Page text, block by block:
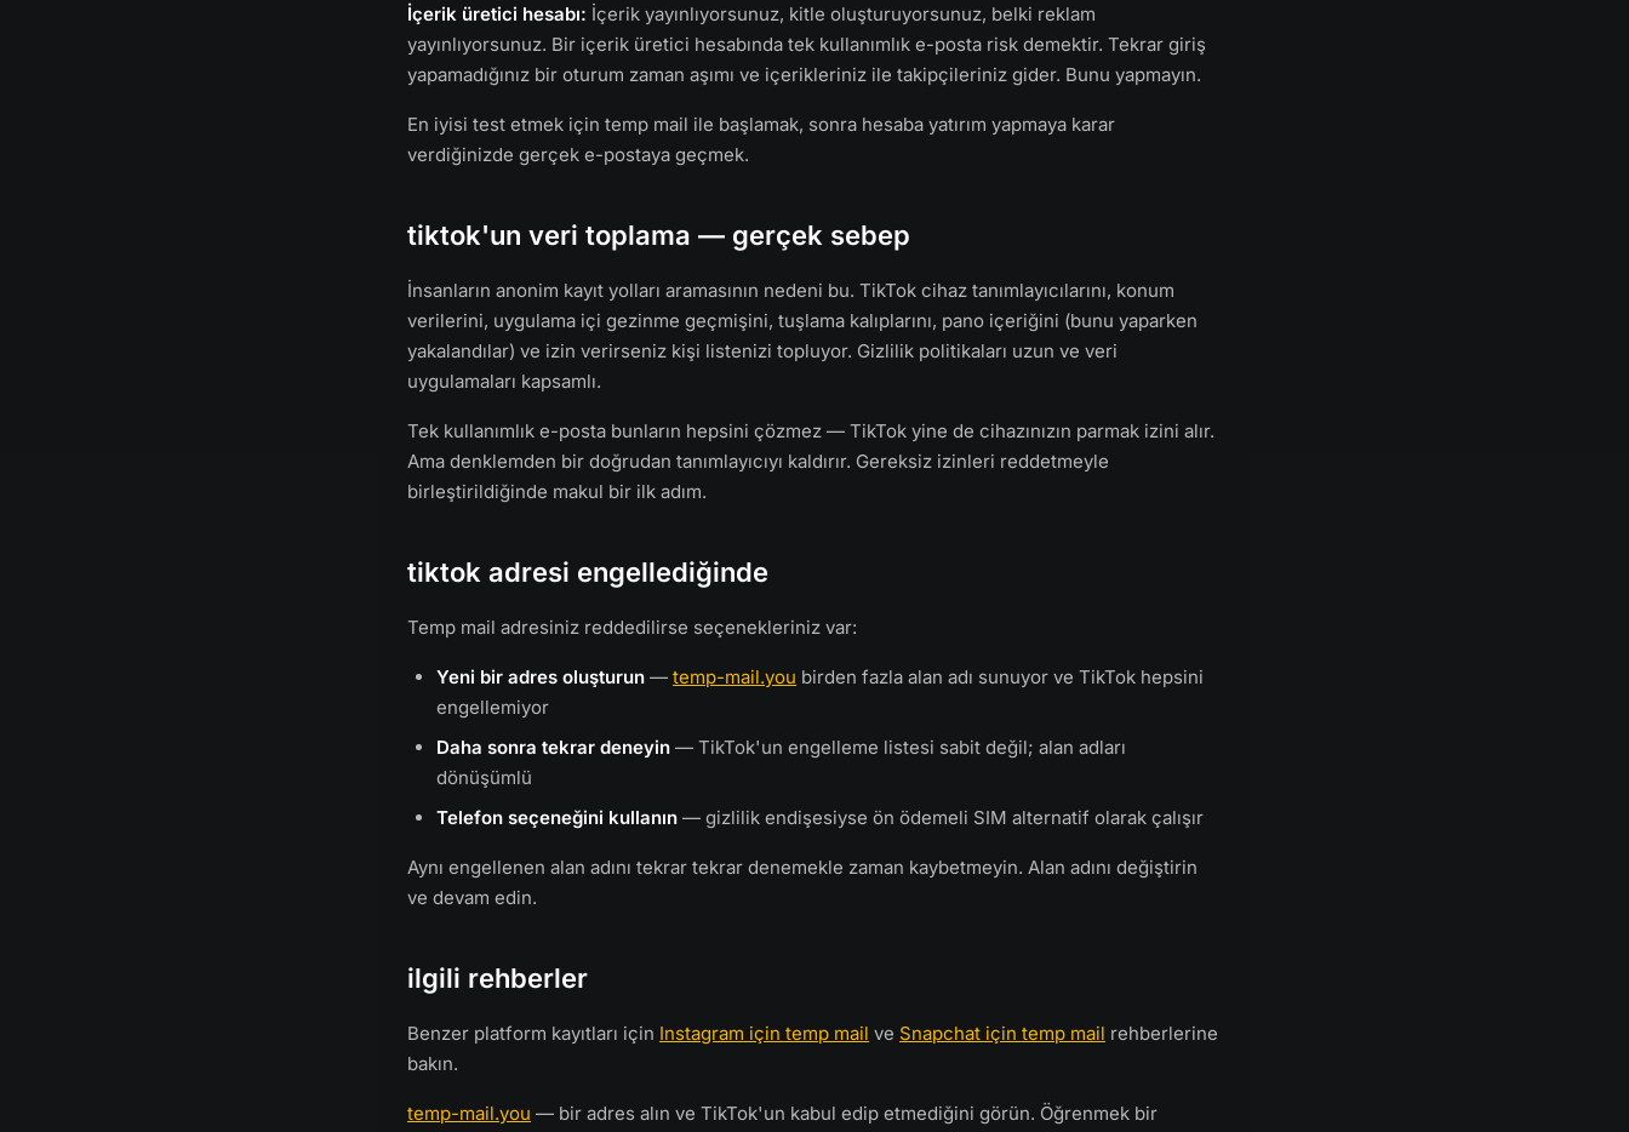
İçerik üretici hesabı: İçerik yayınlıyorsunuz, kitle oluşturuyorsunuz, belki reklam
yayınlıyorsunuz. Bir içerik üretici hesabında tek kullanımlık e-posta risk demektir. Tekrar giriş
yapamadığınız bir oturum zaman aşımı ve içerikleriniz ile takipçileriniz gider. Bunu yapmayın.
En iyisi test etmek için temp mail ile başlamak, sonra hesaba yatırım yapmaya karar
verdiğinizde gerçek e-postaya geçmek.
tiktok'un veri toplama — gerçek sebep
İnsanların anonim kayıt yolları aramasının nedeni bu. TikTok cihaz tanımlayıcılarını, konum
verilerini, uygulama içi gezinme geçmişini, tuşlama kalıplarını, pano içeriğini (bunu yaparken
yakalandılar) ve izin verirseniz kişi listenizi topluyor. Gizlilik politikaları uzun ve veri
uygulamaları kapsamlı.
Tek kullanımlık e-posta bunların hepsini çözmez — TikTok yine de cihazınızın parmak izini alır.
Ama denklemden bir doğrudan tanımlayıcıyı kaldırır. Gereksiz izinleri reddetmeyle
birleştirildiğinde makul bir ilk adım.
tiktok adresi engellediğinde
Temp mail adresiniz reddedilirse seçenekleriniz var:
Yeni bir adres oluşturun — temp-mail.you birden fazla alan adı sunuyor ve TikTok hepsini
engellemiyor
Daha sonra tekrar deneyin — TikTok'un engelleme listesi sabit değil; alan adları
dönüşümlü
Telefon seçeneğini kullanın — gizlilik endişesiyse ön ödemeli SIM alternatif olarak çalışır
Aynı engellenen alan adını tekrar tekrar denemekle zaman kaybetmeyin. Alan adını değiştirin
ve devam edin.
ilgili rehberler
Benzer platform kayıtları için Instagram için temp mail ve Snapchat için temp mail rehberlerine
bakın.
temp-mail.you — bir adres alın ve TikTok'un kabul edip etmediğini görün. Öğrenmek bir